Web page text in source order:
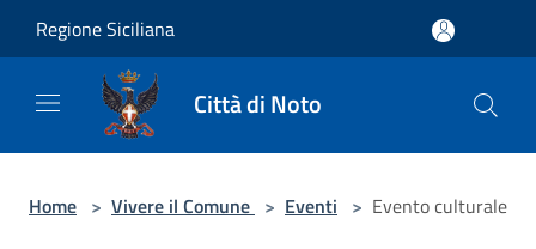
Regione Siciliana
Città di Noto
Home > Vivere il Comune > Eventi > Evento culturale